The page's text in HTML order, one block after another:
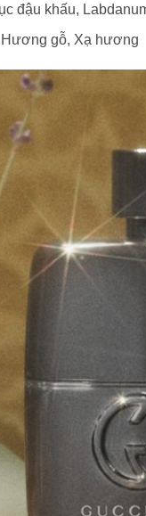
đậu khấu,
gỗ, Xạ hương